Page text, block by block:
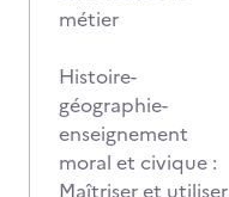
métier
Histoire-
géographie-
enseignement
moral et civique :
Maîtriser et utiliser